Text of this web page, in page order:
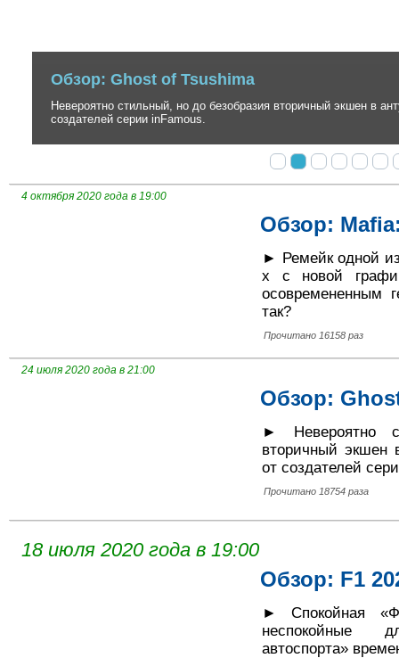
Обзор: Ghost of Tsushima
Невероятно стильный, но до безобразия вторичный экшен в
создателей серии inFamous.
4 октября 2020 года в 19:00
Обзор:
► Ремейк одной
х с новой
осовремененным
так?
Прочитано 16158 раз
24 июля 2020 года в 21:00
Обзор:
► Невероятно
вторичный экшен
от создателей
Прочитано 18754 раза
18 июля 2020 года в 19:00
Обзор: F1
► Спокойная
неспокойные
автоспорта»